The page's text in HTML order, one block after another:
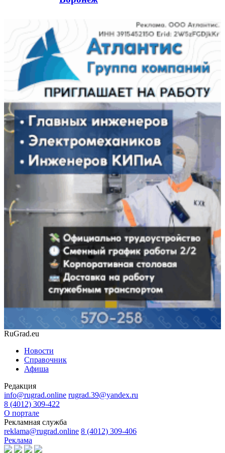
RuGrad.eu
Новости
Справочник
Афиша
Редакция
info@rugrad.online rugrad.39@yandex.ru
8 (4012) 309-422
О портале
Рекламная служба
reklama@rugrad.online 8 (4012) 309-406
Реклама